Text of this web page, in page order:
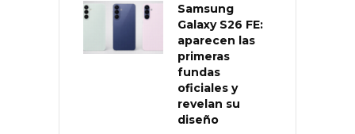
Samsung
Galaxy S26 FE:
aparecen las
primeras
fundas
oficiales y
revelan su
diseño